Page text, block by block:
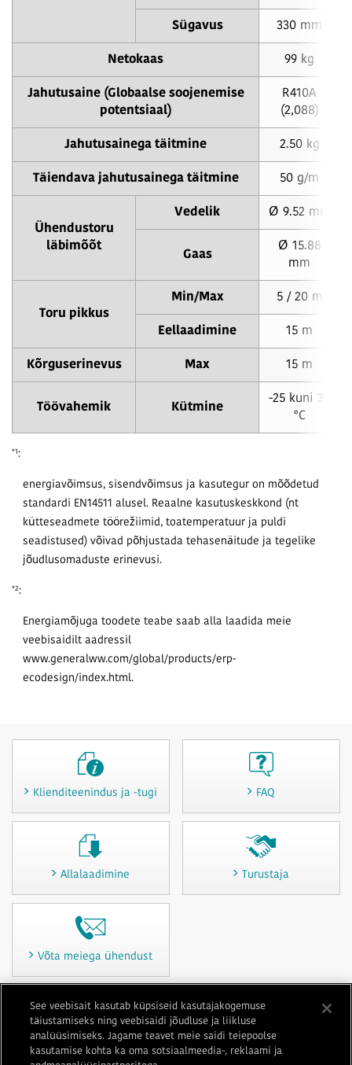
Sügavus 330 mm
Netokaas 99 kg
Jahutusaine (Globaalse soojenemise
potentsiaal)
R410A
(2,088)
Jahutusainega täitmine 2.50 kg
Täiendava jahutusainega täitmine 50 g/m
Ühendustoru
läbimõõt
Vedelik Ø 9.52 mm
Gaas
Ø 15.88
mm
Toru pikkus
Min/Max 5 / 20 m
Eellaadimine 15 m
Kõrguserinevus Max 15 m
Töövahemik Kütmine
-25 kuni 35
°C
*1 :
energiavõimsus, sisendvõimsus ja kasutegur on mõõdetud
standardi EN14511 alusel. Reaalne kasutuskeskkond (nt
kütteseadmete töörežiimid, toatemperatuur ja puldi
seadistused) võivad põhjustada tehasenäitude ja tegelike
jõudlusomaduste erinevusi.
*2:
Energiamõjuga toodete teabe saab alla laadida meie
veebisaidilt aadressil
www.generalww.com/global/products/erp-
ecodesign/index.html.
Klienditeenindus ja -tugi FAQ
Allalaadimine Turustaja
Võta meiega ühendust
Kasutustingimused Privaatsus Küpsiste poliitika
Võta meiega ühendust Jäljend
See veebisait kasutab küpsiseid kasutajakogemuse
täiustamiseks ning veebisaidi jõudluse ja liikluse
analüüsimiseks. Jagame teavet meie saidi teiepoolse
kasutamise kohta ka oma sotsiaalmeedia-, reklaami ja